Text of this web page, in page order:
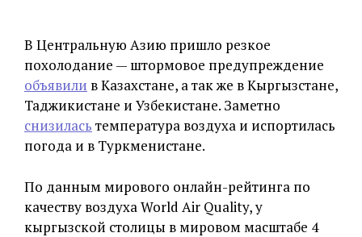
В Центральную Азию пришло резкое
похолодание — штормовое предупреждение
объявили в Казахстане, а так же в Кыргызстане,
Таджикистане и Узбекистане. Заметно
снизилась температура воздуха и испортилась
погода и в Туркменистане.
По данным мирового онлайн-рейтинга по
качеству воздуха World Air Quality, у
кыргызской столицы в мировом масштабе 4